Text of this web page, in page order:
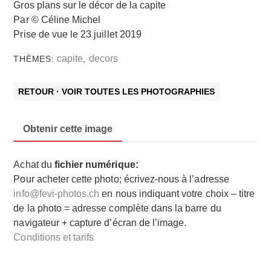
Gros plans sur le décor de la capite
Par © Céline Michel
Prise de vue le 23 juillet 2019
THÈMES:capite decors
RETOUR · VOIR TOUTES LES PHOTOGRAPHIES
Obtenir cette image
Achat du fichier numérique:
Pour acheter cette photo; écrivez-nous à l’adresse
info@fevi-photos.ch en nous indiquant votre choix – titre
de la photo = adresse complète dans la barre du
navigateur + capture d’écran de l’image.
Conditions et tarifs